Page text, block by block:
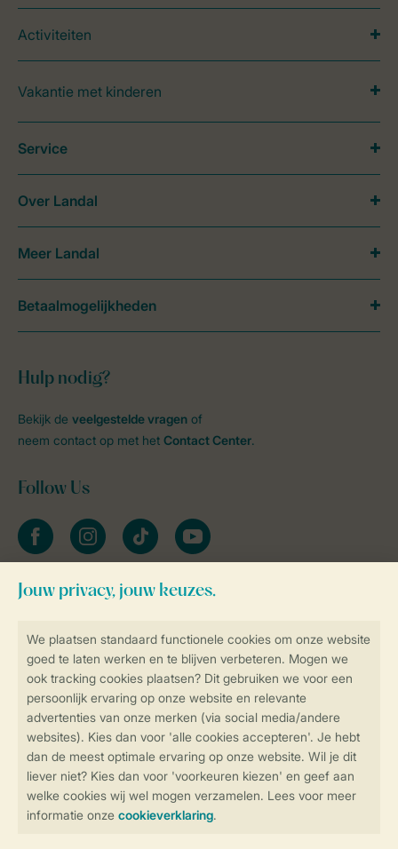
Controle over jouw gegevens &
Veilig en snel online boeken
Veilige gegevensoverdracht
Veilige betaling
Activiteiten
Vakantie met kinderen
Hulp nodig?
Bekijk de veelgestelde vragen of
neem contact op met het Contact Center.
Follow Us
facebookinstagramtiktok youtube
Blijf op de hoogte
Service
Over Landal
Meer Landal
Betaalmogelijkheden